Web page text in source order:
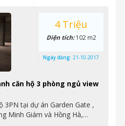
căn hộ 3 phòng ngủ view
3PN tại dự án Garden Gate ,
Minh Giám và Hồng Hà,…
4 Triệu
Diện tích:102 m2
Ngày đăng: 21-10-2017